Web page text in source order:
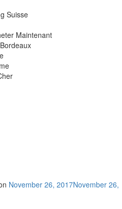
Suisse
Maintenant
November 26, 2017November 26,